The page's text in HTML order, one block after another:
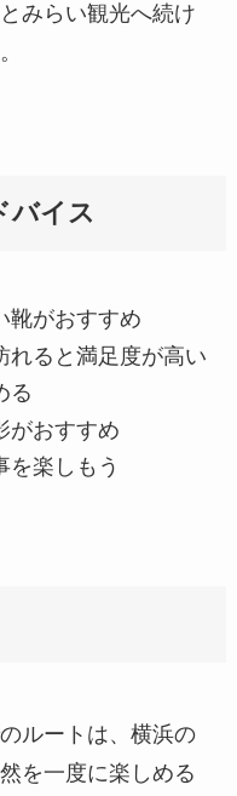
みらい観光へ続け
バイス
靴がおすすめ
れると満足度が高い
る
がおすすめ
を楽しもう
ルートは、横浜の
を一度に楽しめる